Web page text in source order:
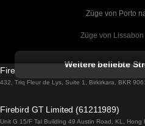
Züge von Porto
Züge von
Züge von
Züge von
Weitere beliebte
Firebird GT Limited (OC 1451)
432, Triq Fleur de Lys, Suite 1, Birkirkara, BKR
Firebird GT Limited (61211989)
Unit G 15/F Tal Building 49 Austin Road, KL, Hong